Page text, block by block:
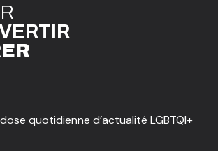
RTIR
ER
quotidienne d’actualité LGBTQI+